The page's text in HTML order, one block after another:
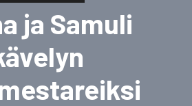
ja Samuli